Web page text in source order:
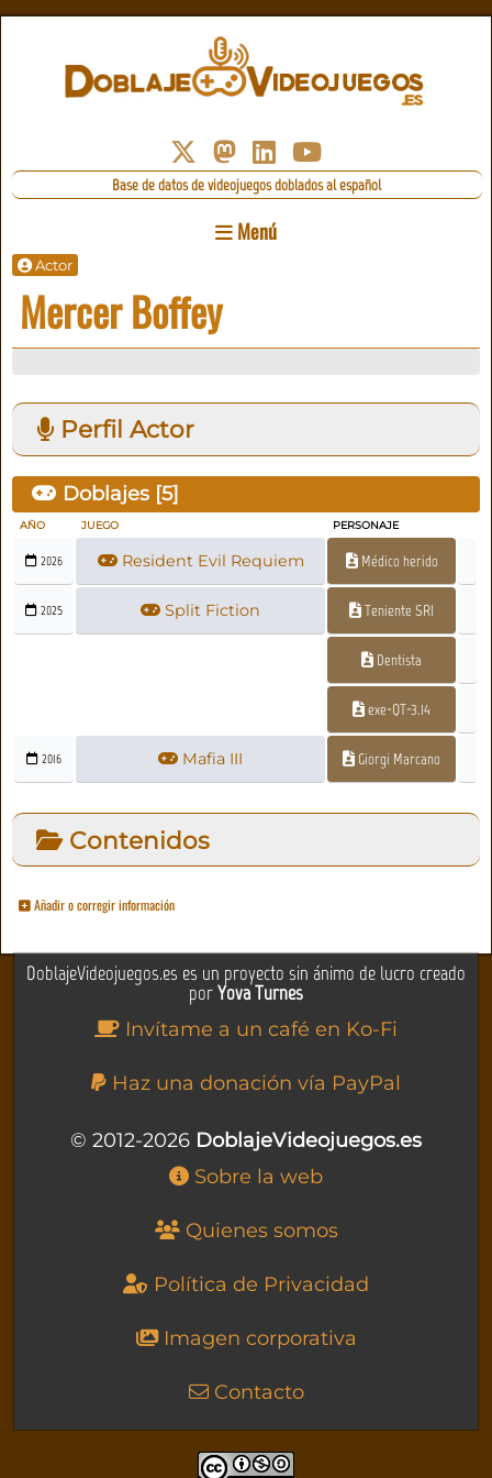
Base de datos de videojuegos doblados al español
Menú
Actor
Mercer Boffey
Perfil Actor
Doblajes [5]
AÑO JUEGO PERSONAJE
2026 Resident Evil Requiem Médico herido
2025 Split Fiction Teniente SRI
Dentista
exe-QT-3.14
2016 Mafia III Giorgi Marcano
Contenidos
Añadir o corregir información
DoblajeVideojuegos.es es un proyecto sin ánimo de lucro creado
porYova Turnes
Invítame a un café en Ko-Fi
Haz una donación vía PayPal
© 2012-2026 DoblajeVideojuegos.es
Sobre la web
Quienes somos
Política de Privacidad
Imagen corporativa
Contacto